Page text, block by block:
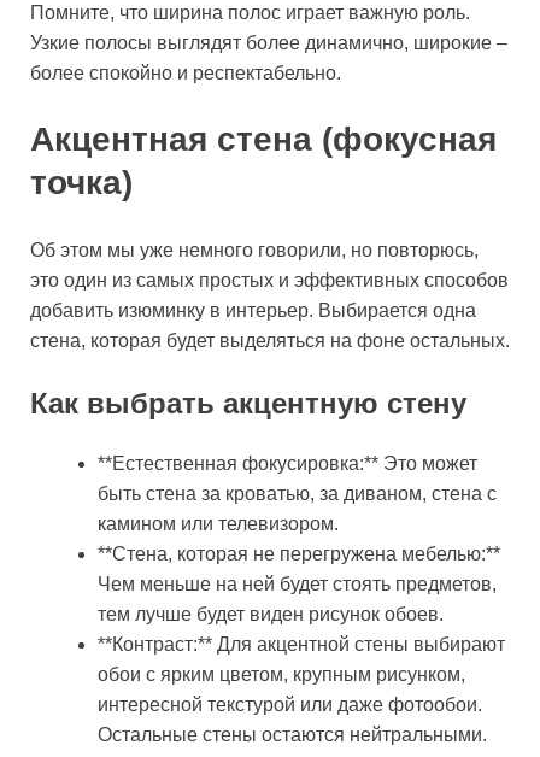
Помните, что ширина полос играет важную роль.
Узкие полосы выглядят более динамично, широкие –
более спокойно и респектабельно.
Акцентная стена (фокусная
точка)
Об этом мы уже немного говорили, но повторюсь,
это один из самых простых и эффективных способов
добавить изюминку в интерьер. Выбирается одна
стена, которая будет выделяться на фоне остальных.
Как выбрать акцентную стену
**Естественная фокусировка:** Это может
быть стена за кроватью, за диваном, стена с
камином или телевизором.
**Стена, которая не перегружена мебелью:**
Чем меньше на ней будет стоять предметов,
тем лучше будет виден рисунок обоев.
**Контраст:** Для акцентной стены выбирают
обои с ярким цветом, крупным рисунком,
интересной текстурой или даже фотообои.
Остальные стены остаются нейтральными.